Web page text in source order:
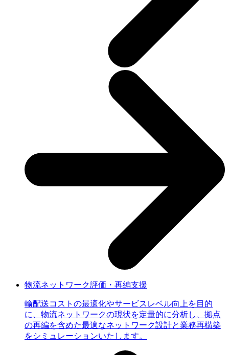
物流ネットワーク評価・再編支援
輸配送コストの最適化やサービスレベル向上を目的
に、物流ネットワークの現状を定量的に分析し、拠点
の再編を含めた最適なネットワーク設計と業務再構築
をシミュレーションいたします。